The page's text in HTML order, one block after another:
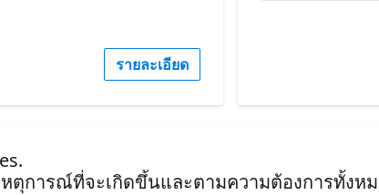
รายละเอียด
ตุการณ์ที่จะเกิดขึ้นและตามความต้องการทั้งห